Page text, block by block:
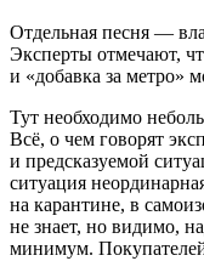
Отдельная песня —
Эксперты отмечают,
и «добавка за метро»
Тут необходимо
Всё, о чем говорят
и предсказуемой
ситуация
на карантине, в
не знает, но видимо,
минимум.